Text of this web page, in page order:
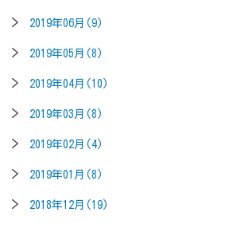
2019年06月(9)
2019年05月(8)
2019年04月(10)
2019年03月(8)
2019年02月(4)
2019年01月(8)
2018年12月(19)